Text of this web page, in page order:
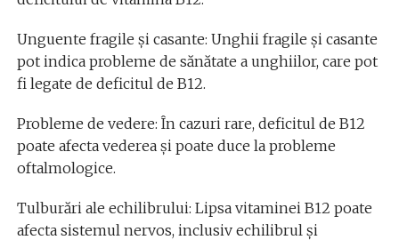
Unguente fragile și casante: Unghii fragile și casante
pot indica probleme de sănătate a unghiilor, care pot
fi legate de deficitul de B12.
Probleme de vedere: În cazuri rare, deficitul de B12
poate afecta vederea și poate duce la probleme
oftalmologice.
Tulburări ale echilibrului: Lipsa vitaminei B12 poate
afecta sistemul nervos, inclusiv echilibrul și